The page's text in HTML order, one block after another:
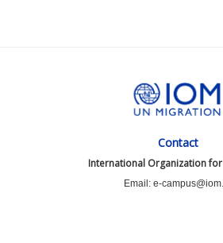
Contact
International Organization
Email: e-